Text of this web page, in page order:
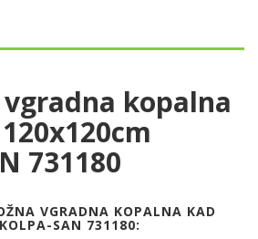
kopalna
731180
VGRADNA KOPALNA KAD
SAN 731180: